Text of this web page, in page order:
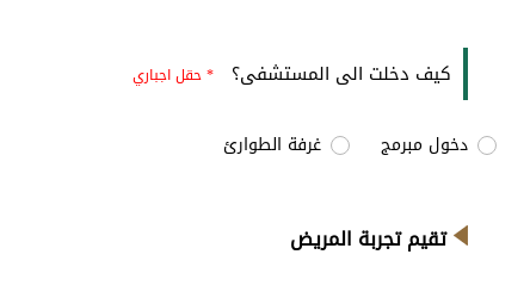
كيف دخلت الى المستشفى؟ * حقل اجباري
دخول مبرمج غرفة الطوارئ
تقيم تجربة المريض